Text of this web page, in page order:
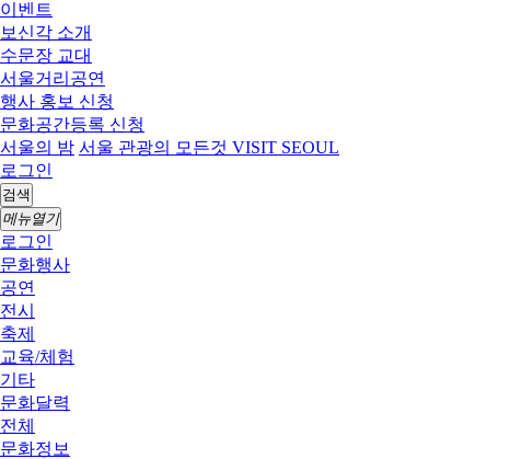
이벤트
보신각 소개
수문장 교대
서울거리공연
행사 홍보 신청
문화공간등록 신청
서울의 밤 서울 관광의 모든것 VISIT SEOUL
로그인
검색
메뉴열기
로그인
문화행사
공연
전시
축제
교육/체험
기타
문화달력
전체
문화정보